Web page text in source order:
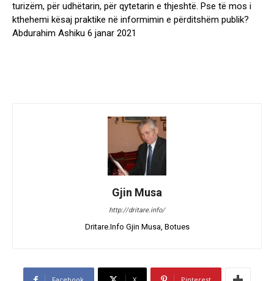
turizëm, për udhëtarin, për qytetarin e thjeshtë. Pse të mos i
kthehemi kësaj praktike në informimin e përditshëm publik?
Abdurahim Ashiku 6 janar 2021
Gjin Musa
http://dritare.info/
Dritare.Info Gjin Musa, Botues